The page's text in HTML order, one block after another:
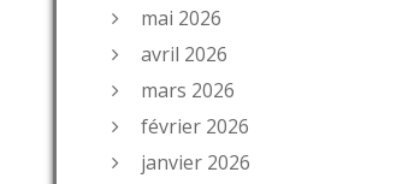
mai 2026
avril 2026
mars 2026
février 2026
janvier 2026